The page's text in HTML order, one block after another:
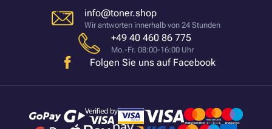
info@toner.shop
Wir antworten innerhalb von 24 Stunden
+49 40 460 86 775
Mo.-Fr. 08:00-16:00 Uhr
Folgen Sie uns auf Facebook